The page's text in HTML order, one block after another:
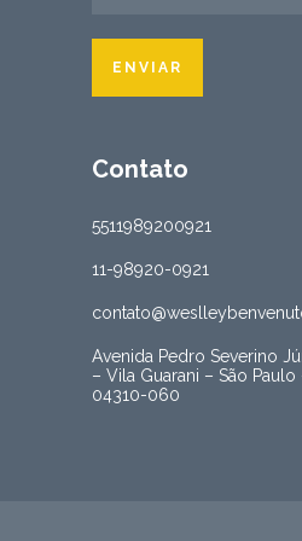
Contato
5511989200921
11-98920-0921
Avenida Pedro Severino
– Vila Guarani – São Paulo
04310-060